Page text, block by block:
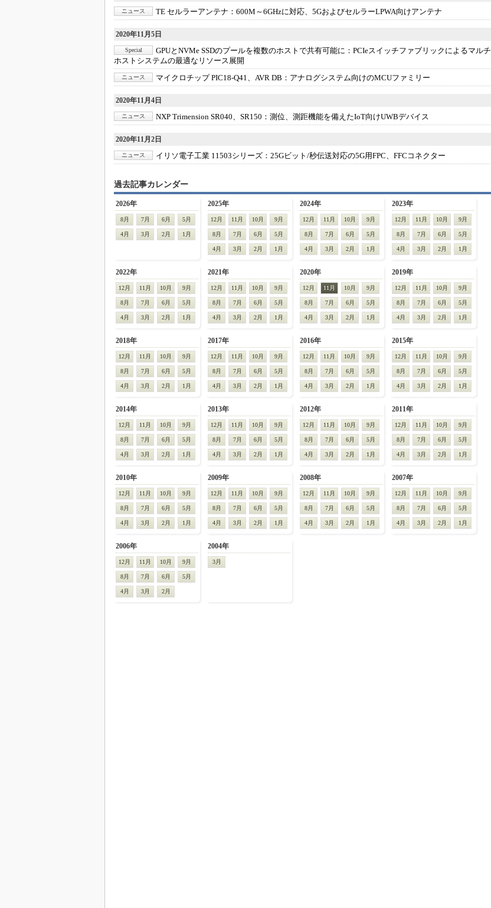
ニュース TE セルラーアンテナ： 600M～6GHzに対応、5GおよびセルラーLPWA向けアンテナ
2020年11月5日
Special GPUとNVMe SSDのプールを複数のホストで共有可能に： PCIeスイッチファブリックによるマルチ
ホストシステムの最適なリソース展開
ニュース マイクロチップ PIC18-Q41、AVR DB： アナログシステム向けのMCUファミリー
2020年11月4日
ニュース NXP Trimension SR040、SR150： 測位、測距機能を備えたIoT向けUWBデバイス
2020年11月2日
ニュース イリソ電子工業 11503シリーズ： 25Gビット/秒伝送対応の5G用FPC、FFCコネクター
過去記事カレンダー
2026年
8月 7月 6月 5月
4月 3月 2月 1月
2025年
12月 11月 10月 9月
8月 7月 6月 5月
4月 3月 2月 1月
2024年
12月 11月 10月 9月
8月 7月 6月 5月
4月 3月 2月 1月
2023年
12月 11月 10月 9月
8月 7月 6月 5月
4月 3月 2月 1月
2022年
12月 11月 10月 9月
8月 7月 6月 5月
4月 3月 2月 1月
2021年
12月 11月 10月 9月
8月 7月 6月 5月
4月 3月 2月 1月
2020年
12月 11月 10月 9月
8月 7月 6月 5月
4月 3月 2月 1月
2019年
12月 11月 10月 9月
8月 7月 6月 5月
4月 3月 2月 1月
2018年
12月 11月 10月 9月
8月 7月 6月 5月
4月 3月 2月 1月
2017年
12月 11月 10月 9月
8月 7月 6月 5月
4月 3月 2月 1月
2016年
12月 11月 10月 9月
8月 7月 6月 5月
4月 3月 2月 1月
2015年
12月 11月 10月 9月
8月 7月 6月 5月
4月 3月 2月 1月
2014年
12月 11月 10月 9月
8月 7月 6月 5月
4月 3月 2月 1月
2013年
12月 11月 10月 9月
8月 7月 6月 5月
4月 3月 2月 1月
2012年
12月 11月 10月 9月
8月 7月 6月 5月
4月 3月 2月 1月
2011年
12月 11月 10月 9月
8月 7月 6月 5月
4月 3月 2月 1月
2010年
12月 11月 10月 9月
8月 7月 6月 5月
4月 3月 2月 1月
2009年
12月 11月 10月 9月
8月 7月 6月 5月
4月 3月 2月 1月
2008年
12月 11月 10月 9月
8月 7月 6月 5月
4月 3月 2月 1月
2007年
12月 11月 10月 9月
8月 7月 6月 5月
4月 3月 2月 1月
2006年
12月 11月 10月 9月
8月 7月 6月 5月
4月 3月 2月
2004年
3月